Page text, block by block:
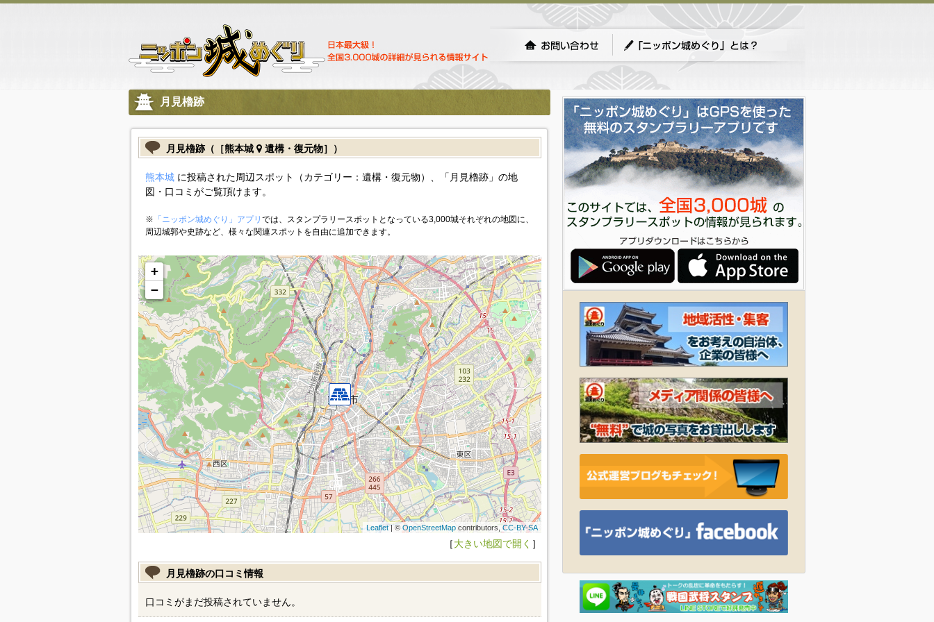
月見櫓跡
月見櫓跡（［熊本城 遺構・復元物］）
熊本城に投稿された周辺スポット（カテゴリー：遺構・復元物）、「月見櫓跡」の地
図・口コミがご覧頂けます。
※ 「ニッポン城めぐり」アプリ では、スタンプラリースポットとなっている3,000城それぞれの地図に、
周辺城郭や史跡など、様々な関連スポットを自由に追加できます。
+
−
Leaflet| © OpenStreetMapcontributors, CC-BY-SA
［大きい地図で開く ］
月見櫓跡の口コミ情報
口コミがまだ投稿されていません。